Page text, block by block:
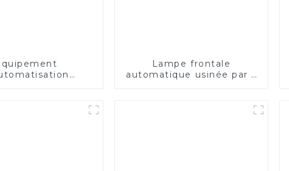
Lampe frontale
automatique usinée par 5